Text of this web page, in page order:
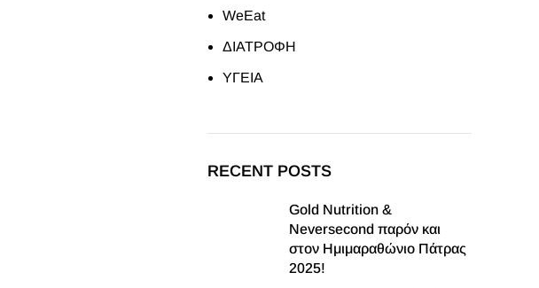
WeEat
ΔΙΑΤΡΟΦΗ
ΥΓΕΙΑ
RECENT POSTS
Gold Nutrition &
Neversecond παρόν και
στον Ημιμαραθώνιο Πάτρας
2025!